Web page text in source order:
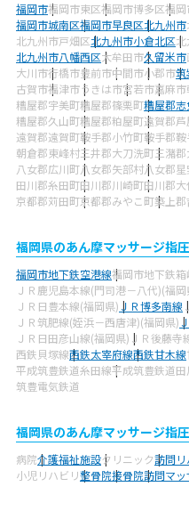
福岡市福岡市東区福岡市博多区福岡
福岡市城南区福岡市早良区北九州市
北九州市戸畑区北九州市小倉北区
北九州市八幡西区大牟田市久留米市
大川市行橋市豊前市中間市小郡市筑
古賀市福津市うきは市宮若市嘉麻市
糟屋郡宇美町糟屋郡篠栗町糟屋郡志
糟屋郡久山町糟屋郡粕屋町遠賀郡
遠賀郡遠賀町鞍手郡小竹町鞍手郡鞍
朝倉郡東峰村三井郡大刀洗町三潴
八女郡広川町八女郡矢部村八女郡
田川郡糸田町田川郡川崎町田川郡
京都郡苅田町京都郡みやこ町築上
福岡県のあん摩マッサージ指
福岡市地下鉄空港線福岡市地下鉄箱
ＪＲ鹿児島本線(門司港－八代)(福岡
ＪＲ日豊本線(福岡県)ＪＲ博多南線
ＪＲ筑肥線(姪浜－西唐津)(福岡県)
ＪＲ日田彦山線(福岡県) ＪＲ後藤寺
西鉄貝塚線西鉄太宰府線西鉄甘木線
平成筑豊鉄道糸田線平成筑豊鉄道田
筑豊電気鉄道
福岡県のあん摩マッサージ指
病院介護福祉施設クリニック訪問
小児リハビリ整骨院接骨院訪問マッ